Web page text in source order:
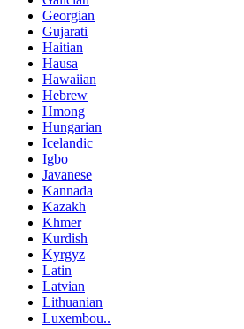
Georgian
Gujarati
Haitian
Hausa
Hawaiian
Hebrew
Hmong
Hungarian
Icelandic
Igbo
Javanese
Kannada
Kazakh
Khmer
Kurdish
Kyrgyz
Latin
Latvian
Lithuanian
Luxembou..